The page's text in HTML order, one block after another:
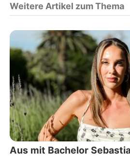
Weitere Artikel zum Thema
Aus mit Bachelor